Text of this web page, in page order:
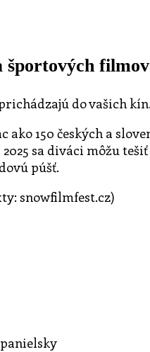
športových filmov
do vašich kín.
150 českých a
sa diváci môžu
púšť.
snowfilmfest.cz)